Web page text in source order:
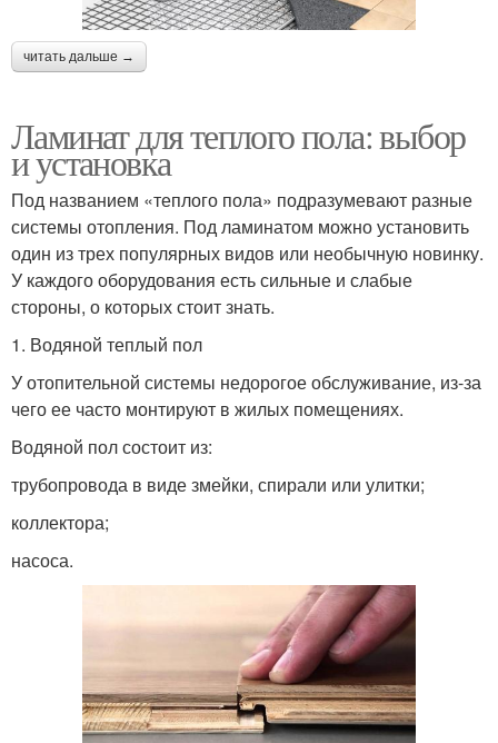
читать дальше →
Ламинат для теплого пола: выбор
и установка
Под названием «теплого пола» подразумевают разные
системы отопления. Под ламинатом можно установить
один из трех популярных видов или необычную новинку.
У каждого оборудования есть сильные и слабые
стороны, о которых стоит знать.
1. Водяной теплый пол
У отопительной системы недорогое обслуживание, из-за
чего ее часто монтируют в жилых помещениях.
Водяной пол состоит из:
трубопровода в виде змейки, спирали или улитки;
коллектора;
насоса.